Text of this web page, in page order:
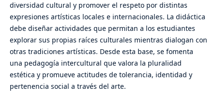
diversidad cultural y promover el respeto por distintas
expresiones artísticas locales e internacionales. La didáctica
debe diseñar actividades que permitan a los estudiantes
explorar sus propias raíces culturales mientras dialogan con
otras tradiciones artísticas. Desde esta base, se fomenta
una pedagogía intercultural que valora la pluralidad
estética y promueve actitudes de tolerancia, identidad y
pertenencia social a través del arte.